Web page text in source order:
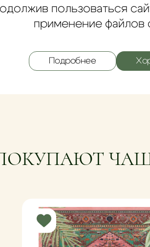
акустический
в помещении,
эхо и гулкость
пользоваться
применение файлов
Подробнее